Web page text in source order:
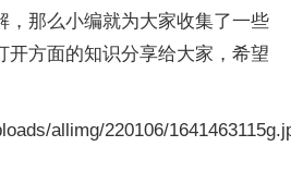
，那么小编就为大家收集了一些
开方面的知识分享给大家，希望
allimg/220106/